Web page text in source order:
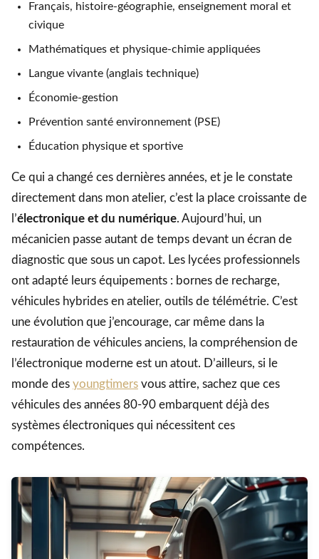
Français, histoire-géographie, enseignement moral et
civique
Mathématiques et physique-chimie appliquées
Langue vivante (anglais technique)
Économie-gestion
Prévention santé environnement (PSE)
Éducation physique et sportive
Ce qui a changé ces dernières années, et je le constate
directement dans mon atelier, c’est la place croissante de
l’électronique et du numérique. Aujourd’hui, un
mécanicien passe autant de temps devant un écran de
diagnostic que sous un capot. Les lycées professionnels
ont adapté leurs équipements : bornes de recharge,
véhicules hybrides en atelier, outils de télémétrie. C’est
une évolution que j’encourage, car même dans la
restauration de véhicules anciens, la compréhension de
l’électronique moderne est un atout. D’ailleurs, si le
monde des youngtimers vous attire, sachez que ces
véhicules des années 80-90 embarquent déjà des
systèmes électroniques qui nécessitent ces
compétences.